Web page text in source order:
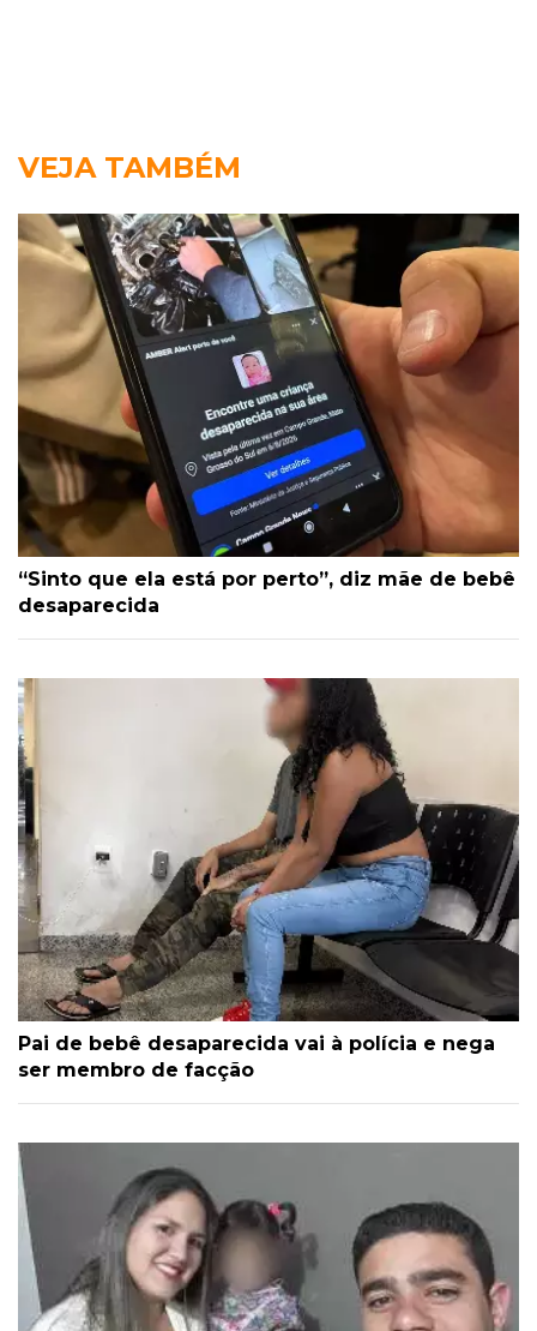
VEJA TAMBÉM
“Sinto que ela está por perto”, diz mãe de bebê
desaparecida
Pai de bebê desaparecida vai à polícia e nega
ser membro de facção